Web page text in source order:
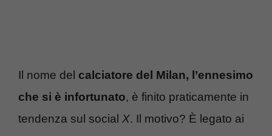
Il nome del calciatore del Milan, l’ennesimo
che si è infortunato, è finito praticamente in
tendenza sul social X. Il motivo? È legato ai